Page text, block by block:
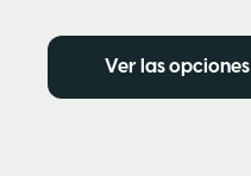
Ver las opciones